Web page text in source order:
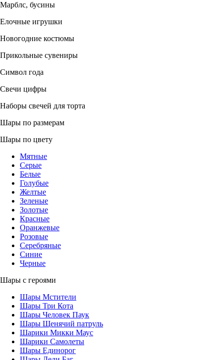
Марблс, бусины
Елочные игрушки
Новогодние костюмы
Прикольные сувениры
Символ года
Свечи цифры
Наборы свечей для торта
Шары по размерам
Шары по цвету
Мятные
Серые
Белые
Голубые
Желтые
Зеленые
Золотые
Красные
Оранжевые
Розовые
Серебряные
Синие
Черные
Шары с героями
Шары Мстители
Шары Три Кота
Шары Человек Паук
Шары Щенячий патруль
Шарики Микки Маус
Шарики Самолеты
Шары Единорог